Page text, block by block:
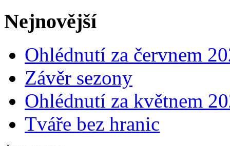
Nejnovější
Ohlédnutí za červnem
Závěr sezony
Ohlédnutí za květnem
Tváře bez hranic